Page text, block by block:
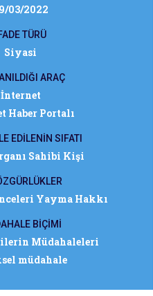
03/2022
TÜRÜ
Siyasi
ARAÇ
İnternet
Haber Portalı
EDİLENİN SIFATI
Sahibi Kişi
Yayma Hakkı
BİÇİMİ
Müdahaleleri
müdahale